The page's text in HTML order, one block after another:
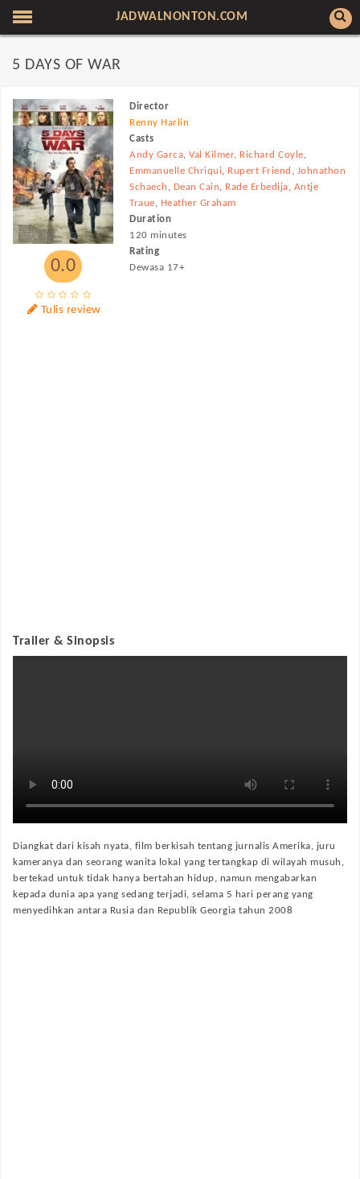
JADWALNONTON.COM
5 DAYS OF WAR
0.0
Tulis review
Director
Renny Harlin
Casts
Andy Garca,Val Kilmer, Richard Coyle,
Emmanuelle Chriqui, Rupert Friend , Johnathon
Schaech , Dean Cain, Rade Erbedija, Antje
Traue, Heather Graham
Duration
120 minutes
Rating
Dewasa 17+
Trailer & Sinopsis
Diangkat dari kisah nyata, film berkisah tentang jurnalis Amerika, juru
kameranya dan seorang wanita lokal yang tertangkap di wilayah musuh,
bertekad untuk tidak hanya bertahan hidup, namun mengabarkan
kepada dunia apa yang sedang terjadi, selama 5 hari perang yang
menyedihkan antara Rusia dan Republik Georgia tahun 2008